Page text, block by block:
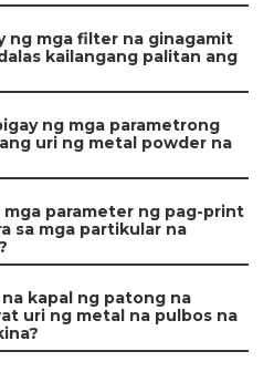
ng mga filter na ginagamit
kailangang palitan ang
ng mga parametrong
uri ng metal powder na
parameter ng pag-print
sa mga partikular na
kapal ng patong na
uri ng metal na pulbos na